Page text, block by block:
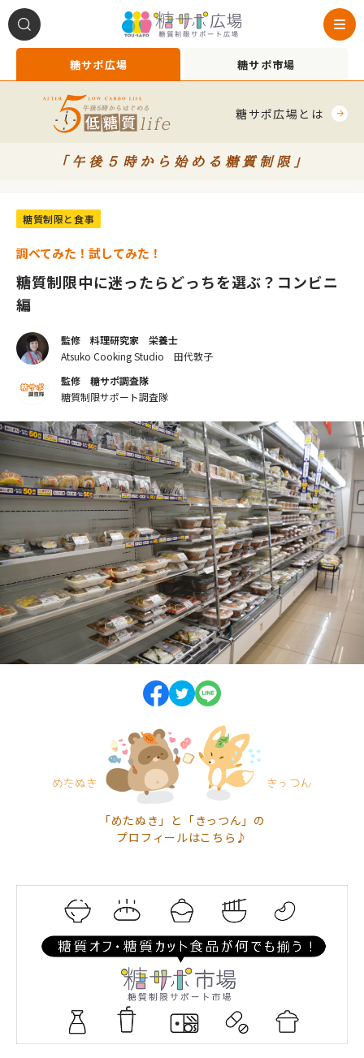
糖サポ広場 糖サポ市場
糖サポ広場とは
「午後５時から始める糖質制限」
糖質制限と食事
調べてみた！試してみた！
糖質制限中に迷ったらどっちを選ぶ？コンビニ
編
監修 料理研究家 栄養士
Atsuko Cooking Studio 田代敦子
監修 糖サポ調査隊
糖質制限サポート調査隊
「めたぬき」と「きっつん」の
プロフィールはこちら♪